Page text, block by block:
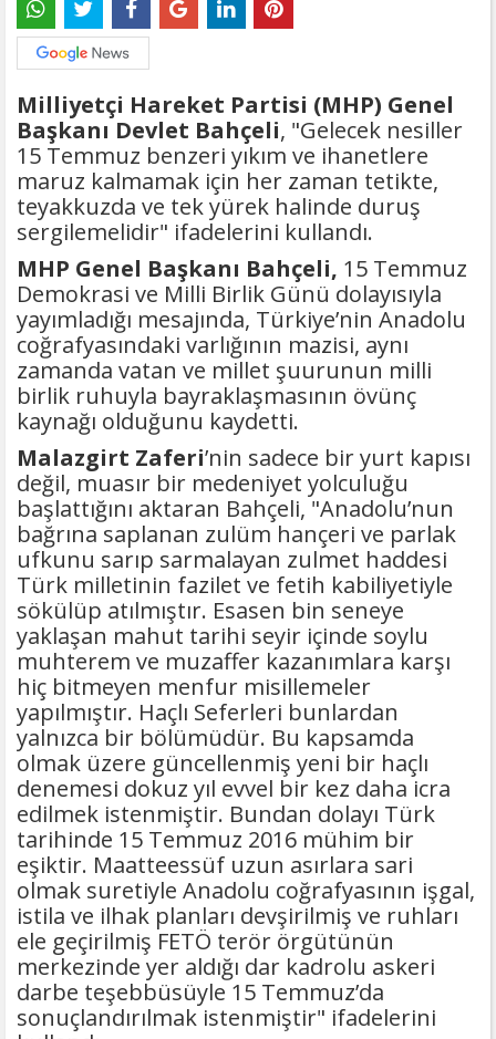
Milliyetçi Hareket Partisi (MHP) Genel
Başkanı Devlet Bahçeli, "Gelecek nesiller
15 Temmuz benzeri yıkım ve ihanetlere
maruz kalmamak için her zaman tetikte,
teyakkuzda ve tek yürek halinde duruş
sergilemelidir" ifadelerini kullandı.
MHP Genel Başkanı Bahçeli, 15 Temmuz
Demokrasi ve Milli Birlik Günü dolayısıyla
yayımladığı mesajında, Türkiye’nin Anadolu
coğrafyasındaki varlığının mazisi, aynı
zamanda vatan ve millet şuurunun milli
birlik ruhuyla bayraklaşmasının övünç
kaynağı olduğunu kaydetti.
Malazgirt Zaferi’nin sadece bir yurt kapısı
değil, muasır bir medeniyet yolculuğu
başlattığını aktaran Bahçeli, "Anadolu’nun
bağrına saplanan zulüm hançeri ve parlak
ufkunu sarıp sarmalayan zulmet haddesi
Türk milletinin fazilet ve fetih kabiliyetiyle
sökülüp atılmıştır. Esasen bin seneye
yaklaşan mahut tarihi seyir içinde soylu
muhterem ve muzaffer kazanımlara karşı
hiç bitmeyen menfur misillemeler
yapılmıştır. Haçlı Seferleri bunlardan
yalnızca bir bölümüdür. Bu kapsamda
olmak üzere güncellenmiş yeni bir haçlı
denemesi dokuz yıl evvel bir kez daha icra
edilmek istenmiştir. Bundan dolayı Türk
tarihinde 15 Temmuz 2016 mühim bir
eşiktir. Maatteessüf uzun asırlara sari
olmak suretiyle Anadolu coğrafyasının işgal,
istila ve ilhak planları devşirilmiş ve ruhları
ele geçirilmiş FETÖ terör örgütünün
merkezinde yer aldığı dar kadrolu askeri
darbe teşebbüsüyle 15 Temmuz’da
sonuçlandırılmak istenmiştir" ifadelerini